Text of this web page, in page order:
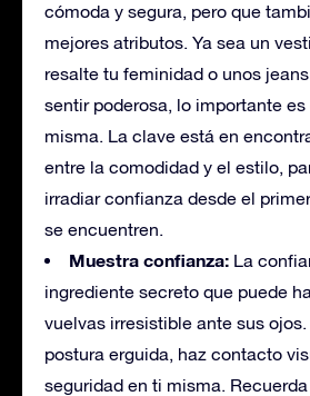
cómoda y segura, pero que
mejores atributos. Ya sea un
resalte tu feminidad o unos
sentir poderosa, lo importante
misma. La clave está en
entre la comodidad y el estilo,
irradiar confianza desde el
se encuentren.
Muestra confianza: La
ingrediente secreto que puede
vuelvas irresistible ante sus
postura erguida, haz contacto
seguridad en ti misma.